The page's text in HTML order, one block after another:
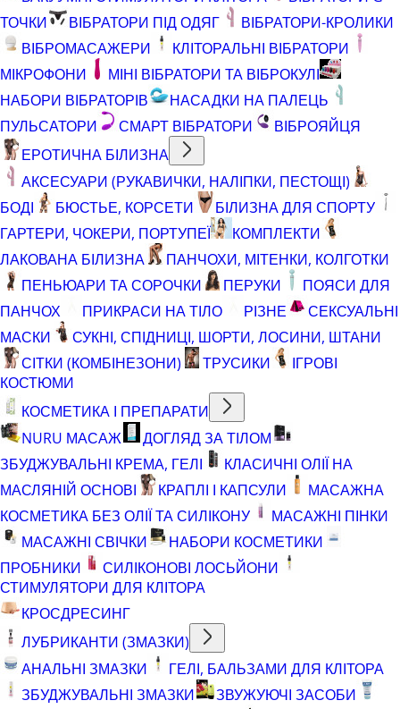
ТОЧКИ
ВІБРАТОРИ ПІД ОДЯГ
ВІБРАТОРИ-КРОЛИКИ
ВІБРОМАСАЖЕРИ
КЛІТОРАЛЬНІ ВІБРАТОРИ
МІКРОФОНИ
МІНІ ВІБРАТОРИ ТА ВІБРОКУЛІ
НАБОРИ ВІБРАТОРІВ
НАСАДКИ НА ПАЛЕЦЬ
ПУЛЬСАТОРИ
СМАРТ ВІБРАТОРИ
ВІБРОЯЙЦЯ
ЕРОТИЧНА БІЛИЗНА
АКСЕСУАРИ (РУКАВИЧКИ, НАЛІПКИ, ПЕСТОЩІ)
БОДІ
БЮСТЬЕ, КОРСЕТИ
БІЛИЗНА ДЛЯ СПОРТУ
ГАРТЕРИ, ЧОКЕРИ, ПОРТУПЕЇ
КОМПЛЕКТИ
ЛАКОВАНА БІЛИЗНА
ПАНЧОХИ, МІТЕНКИ, КОЛГОТКИ
ПЕНЬЮАРИ ТА СОРОЧКИ
ПЕРУКИ
ПОЯСИ ДЛЯ
ПАНЧОХ
ПРИКРАСИ НА ТІЛО РІЗНЕ
СЕКСУАЛЬНІ
МАСКИ
СУКНІ, СПІДНИЦІ, ШОРТИ, ЛОСИНИ, ШТАНИ
СІТКИ (КОМБІНЕЗОНИ)
ТРУСИКИ
ІГРОВІ
КОСТЮМИ
КОСМЕТИКА І ПРЕПАРАТИ
NURU МАСАЖ
ДОГЛЯД ЗА ТІЛОМ
ЗБУДЖУВАЛЬНІ КРЕМА, ГЕЛІ
КЛАСИЧНІ ОЛІЇ НА
МАСЛЯНІЙ ОСНОВІ
КРАПЛІ І КАПСУЛИ
МАСАЖНА
КОСМЕТИКА БЕЗ ОЛІЇ ТА СИЛІКОНУ
МАСАЖНІ ПІНКИ
МАСАЖНІ СВІЧКИ
НАБОРИ КОСМЕТИКИ
ПРОБНИКИ
СИЛІКОНОВІ ЛОСЬЙОНИ
СТИМУЛЯТОРИ ДЛЯ КЛІТОРА
КРОСДРЕСИНГ
ЛУБРИКАНТИ (ЗМАЗКИ)
АНАЛЬНІ ЗМАЗКИ
ГЕЛІ, БАЛЬЗАМИ ДЛЯ КЛІТОРА
ЗБУДЖУВАЛЬНІ ЗМАЗКИ
ЗВУЖУЮЧІ ЗАСОБИ